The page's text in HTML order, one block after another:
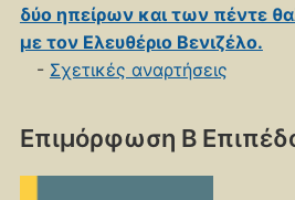
δύο ηπείρων και των πέντε
με τον Ελευθέριο Βενιζέλο.
- Σχετικές αναρτήσεις
Επιμόρφωση Β